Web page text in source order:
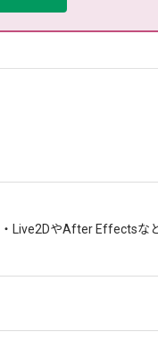
Live2DやAfter Effectsな